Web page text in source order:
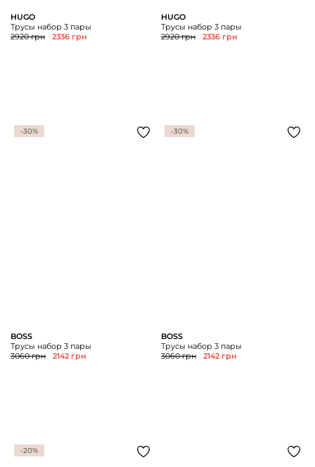
HUGO
Трусы набор 3 пары
2920 грн
2336 грн
HUGO
Трусы набор 3 пары
2920 грн
2336 грн
-30%
BOSS
Трусы набор 3 пары
3060 грн
2142 грн
-30%
BOSS
Трусы набор 3 пары
3060 грн
2142 грн
-20%